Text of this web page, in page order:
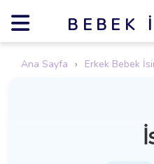
BEBEK
Ana Sayfa › Erkek Bebek